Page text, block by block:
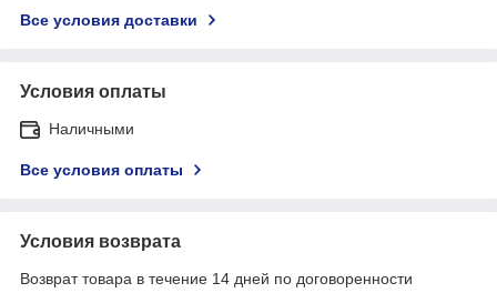
Все условия доставки
Условия оплаты
Наличными
Все условия оплаты
Условия возврата
Возврат товара в течение 14 дней по договоренности